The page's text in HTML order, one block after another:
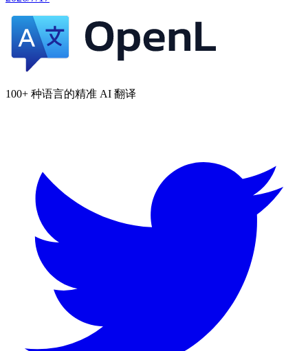
100+ 种语言的精准 AI 翻译